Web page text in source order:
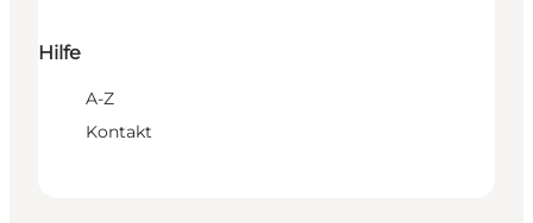
Hilfe
A-Z
Kontakt